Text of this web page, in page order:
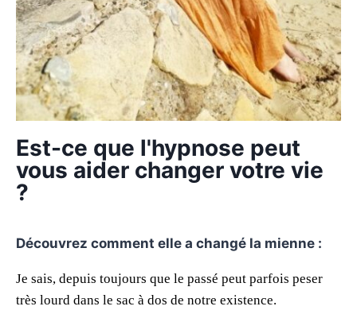
Est-ce que l'hypnose peut
vous aider changer votre vie
?
Découvrez comment elle a changé la mienne :
Je sais, depuis toujours que le passé peut parfois peser
très lourd dans le sac à dos de notre existence.